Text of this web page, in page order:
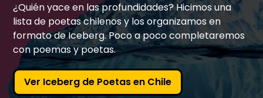
¿Quién yace en las profundidades? Hicimos una
lista de poetas chilenos y los organizamos en
formato de Iceberg. Poco a poco completaremos
con poemas y poetas.
Ver Iceberg de Poetas en Chile